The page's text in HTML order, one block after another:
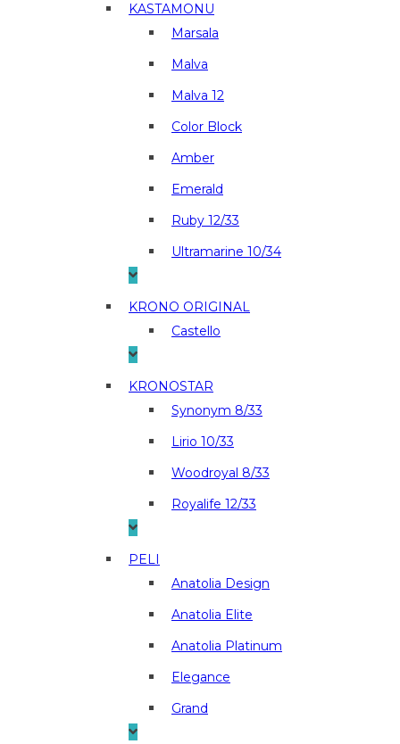
KASTAMONU
Marsala
Malva
Malva 12
Color Block
Amber
Emerald
Ruby 12/33
Ultramarine 10/34
KRONO ORIGINAL
Castello
KRONOSTAR
Synonym 8/33
Lirio 10/33
Woodroyal 8/33
Royalife 12/33
PELI
Anatolia Design
Anatolia Elite
Anatolia Platinum
Elegance
Grand